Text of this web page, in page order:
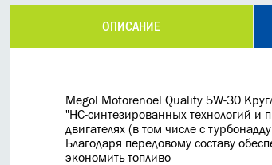
ОПИСАНИЕ
Megol Motorenoel Quality 5W-30
"HC-синтезированных технологий
двигателях (в том числе с
Благодаря передовому составу
экономить топливо